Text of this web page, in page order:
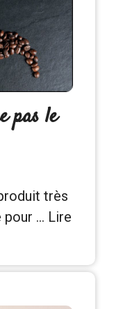
pas le
très
pour … Lire